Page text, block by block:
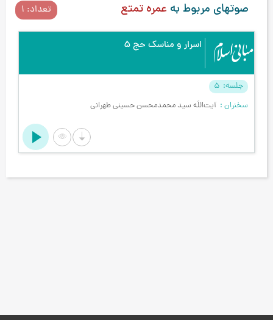
صوتهای مربوط به عمره تمتع تعداد: 1
اسرار و مناسک حج 5
جلسه
سخنران
آیت‌اللَه سید محمدمحسن حسینی طهرانی